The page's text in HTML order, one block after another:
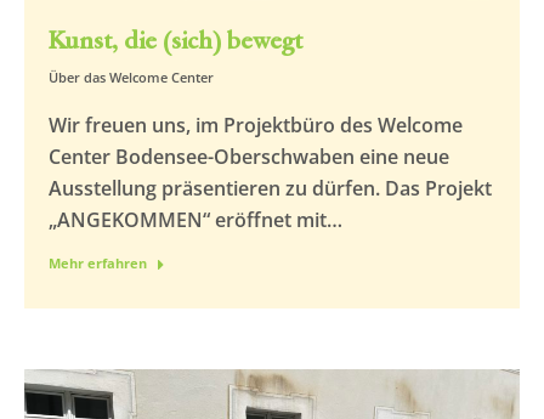
Kunst, die (sich) bewegt
Über das Welcome Center
Wir freuen uns, im Projektbüro des Welcome
Center Bodensee-Oberschwaben eine neue
Ausstellung präsentieren zu dürfen. Das Projekt
„ANGEKOMMEN“ eröffnet mit…
Mehr erfahren